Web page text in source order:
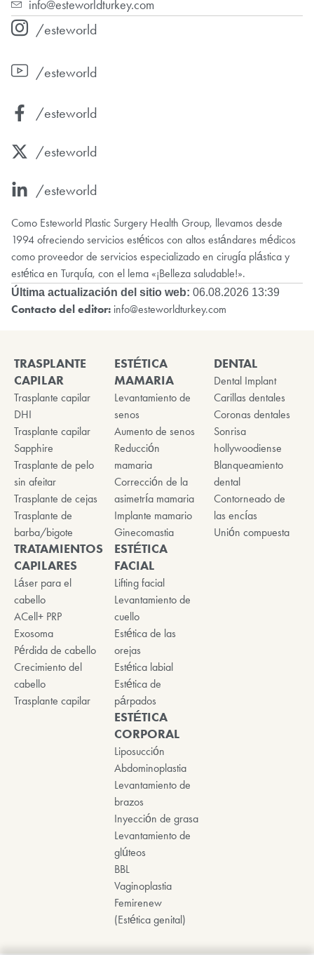
info@esteworldturkey.com
/esteworld
/esteworld
/esteworld
/esteworld
/esteworld
Como Esteworld Plastic Surgery Health Group, llevamos desde
1994 ofreciendo servicios estéticos con altos estándares médicos
como proveedor de servicios especializado en cirugía plástica y
estética en Turquía, con el lema «¡Belleza saludable!».
Última actualización del sitio web: 06.08.2026 13:39
Contacto del editor: info@esteworldturkey.com
TRASPLANTE
CAPILAR
Trasplante capilar
DHI
Trasplante capilar
Sapphire
Trasplante de pelo
sin afeitar
Trasplante de cejas
Trasplante de
barba/bigote
TRATAMIENTOS
CAPILARES
Láser para el
cabello
ACell+ PRP
Exosoma
Pérdida de cabello
Crecimiento del
cabello
Trasplante capilar
ESTÉTICA
MAMARIA
Levantamiento de
senos
Aumento de senos
Reducción
mamaria
Corrección de la
asimetría mamaria
Implante mamario
Ginecomastia
ESTÉTICA
FACIAL
Lifting facial
Levantamiento de
cuello
Estética de las
orejas
Estética labial
Estética de
párpados
ESTÉTICA
CORPORAL
Liposucción
Abdominoplastia
Levantamiento de
brazos
Inyección de grasa
Levantamiento de
glúteos
BBL
Vaginoplastia
Femirenew
(Estética genital)
DENTAL
Dental Implant
Carillas dentales
Coronas dentales
Sonrisa
hollywoodiense
Blanqueamiento
dental
Contorneado de
las encías
Unión compuesta